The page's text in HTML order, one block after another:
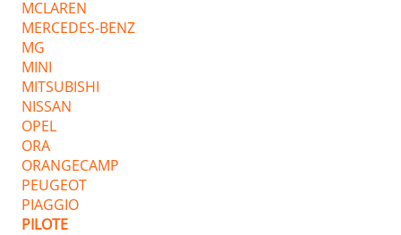
MCLAREN
MERCEDES-BENZ
MG
MINI
MITSUBISHI
NISSAN
OPEL
ORA
ORANGECAMP
PEUGEOT
PIAGGIO
PILOTE